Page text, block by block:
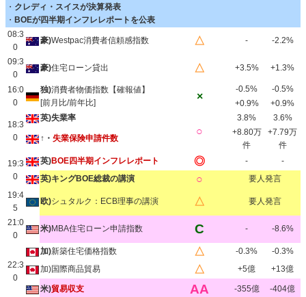
・ クレディ・スイスが決算発表
・ BOEが四半期インフレレポートを公表
08:3
0
豪)Westpac消費者信頼感指数 △ - -2.2%
09:3
0
豪)住宅ローン貸出 △ +3.5% +1.3%
16:0
0
独)消費者物価指数【確報値】
[前月比/前年比]
×
-0.5%
-0.5%
+0.9%
+0.9%
18:3
0
英)失業率
○
3.8% 3.6%
↑・ 失業保険申請件数
+8.80万
件
+7.79万
件
19:3
0
英)BOE四半期インフレレポート ◎ -
-
英)キングBOE総裁の講演
○
要人発言
19:4
5
欧)シュタルク：ECB理事の講演 △ 要人発言
21:0
0
米)MBA住宅ローン申請指数 C - -8.6%
22:3
0
加)新築住宅価格指数 △ -0.3%
-0.3%
加)国際商品貿易
△ +5億 +13億
米)貿易収支 AA -355億
-404億